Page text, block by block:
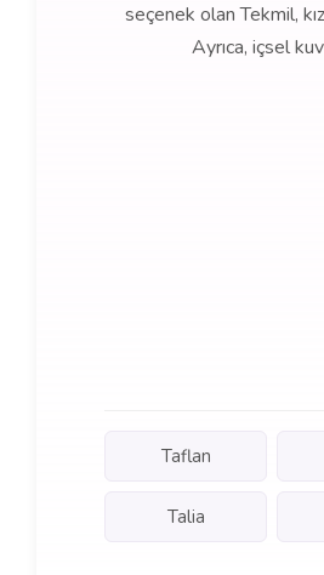
seçenek olan Tekmil,
Ayrıca, içsel
Taflan
Talia